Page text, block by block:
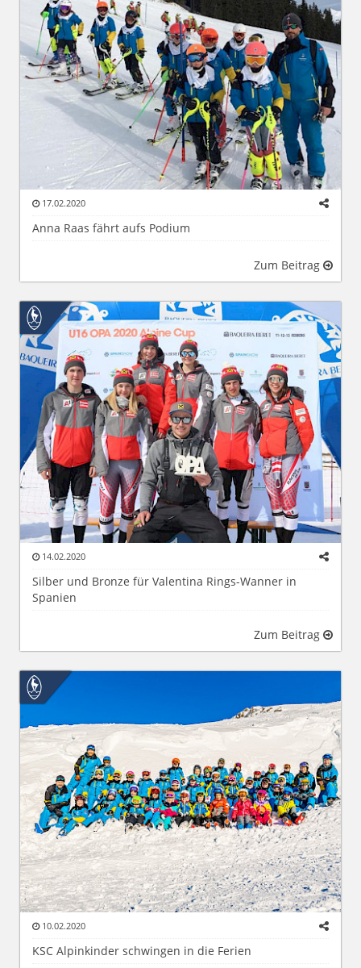
17.02.2020
Anna Raas fährt aufs Podium
Zum Beitrag
14.02.2020
Silber und Bronze für Valentina Rings-Wanner in
Spanien
Zum Beitrag
10.02.2020
KSC Alpinkinder schwingen in die Ferien